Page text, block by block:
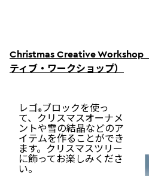
Christmas Creative Workshop
ティブ・ワークショップ）
レゴ®ブロックを使っ
て、クリスマスオーナメ
ントや雪の結晶などのア
イテムを作ることができ
ます。クリスマスツリー
に飾ってお楽しみくださ
い。